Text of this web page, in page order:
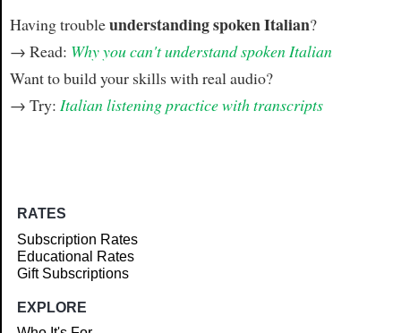
Having troubleunderstanding spoken Italian?
→ Read: Why you can't understand spoken Italian
Want to build your skills with real audio?
→ Try: Italian listening practice with transcripts
RATES
Subscription Rates
Educational Rates
Gift Subscriptions
EXPLORE